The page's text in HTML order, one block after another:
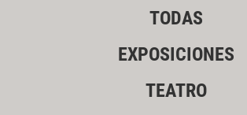
TODAS
EXPOSICIONES
TEATRO